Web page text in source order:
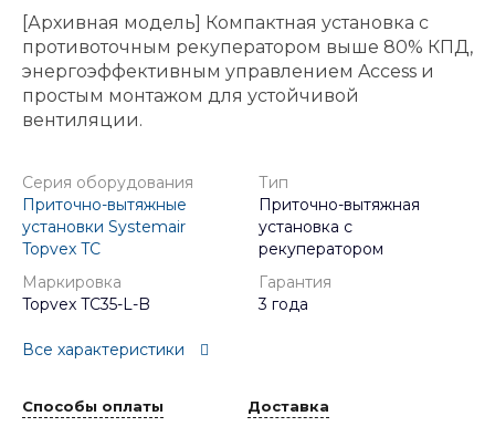
[Архивная модель] Компактная установка с
противоточным рекуператором выше 80% КПД,
энергоэффективным управлением Access и
простым монтажом для устойчивой
вентиляции.
Серия оборудования
Приточно-вытяжные
установки Systemair
Topvex TC
Тип
Приточно-вытяжная
установка с
рекуператором
Маркировка
Topvex TC35-L-B
Гарантия
3 года
Все характеристики
Способы оплаты Доставка